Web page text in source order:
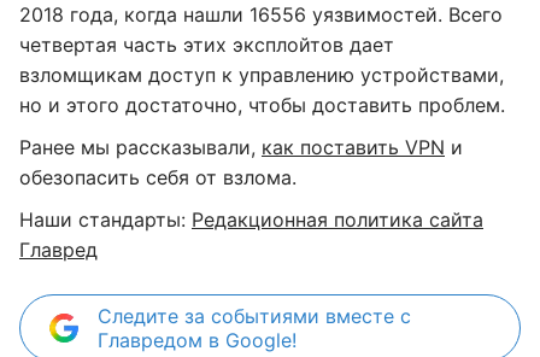
2018 года, когда нашли 16556 уязвимостей. Всего
четвертая часть этих эксплойтов дает
взломщикам доступ к управлению устройствами,
но и этого достаточно, чтобы доставить проблем.
Ранее мы рассказывали, как поставить VPN и
обезопасить себя от взлома.
Наши стандарты: Редакционная политика сайта
Главред
Следите за событиями вместе с
Главредом в Google!